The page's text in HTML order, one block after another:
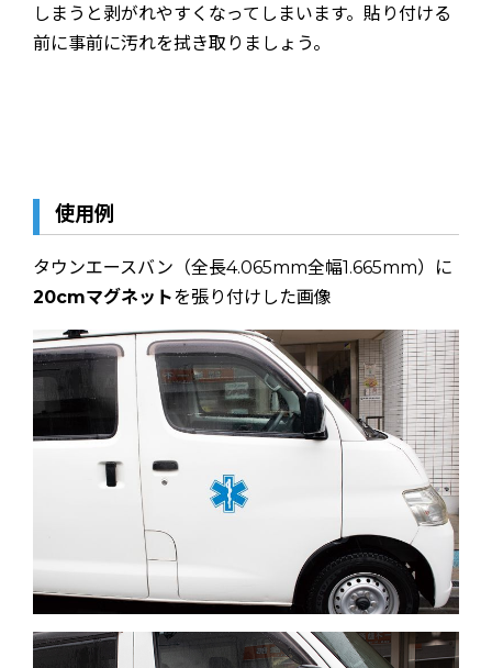
しまうと剥がれやすくなってしまいます。貼り付ける
前に事前に汚れを拭き取りましょう。
使用例
タウンエースバン（全長4.065mm全幅1.665mm）に
20cmマグネットを張り付けした画像